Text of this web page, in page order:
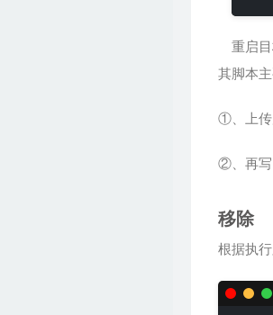
重启
其脚本
①、上传
②、再写
移除
根据执